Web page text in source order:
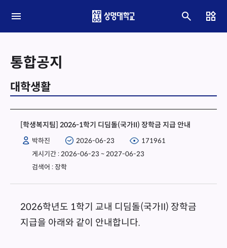
통합공지
대학생활
[학생복지팀] 2026-1학기 디딤돌(국가II) 장학금 지급 안내
박하진 2026-06-23
171961
게시기간 : 2026-06-23 ~ 2027-06-23
검색어 : 장학
2026학년도 1학기 교내 디딤돌(국가II) 장학금
지급을 아래와 같이 안내합니다.